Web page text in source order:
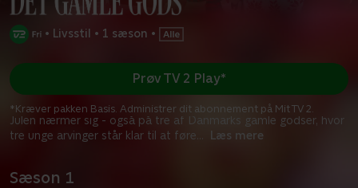
• Livsstil • 1 sæson •
Julen nærmer sig - også på tre af Danmarks gamle godser, hvor
tre unge arvinger står klar til at føre
Læs mere
Prøv TV 2 Play*
*Kræver pakken Basis. Administrer dit abonnement på Mit TV 2.
Sæson 1